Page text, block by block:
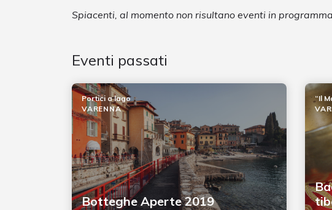
Spiacenti, al momento non risultano eventi in
Eventi passati
Botteghe Aperte 2019
Portici a lago
VARENNA
“Il